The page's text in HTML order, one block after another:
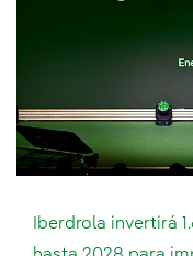
Iberdrola invertirá